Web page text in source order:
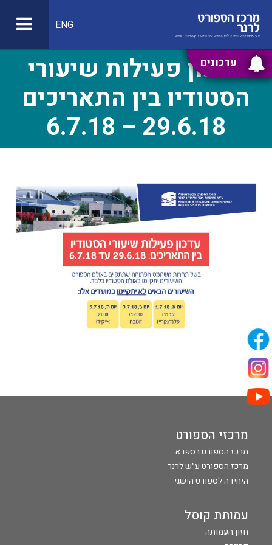
עדכונים
ENG
עדכון פעילות שיעורי
הסטודיו בין התאריכים
29.6.18 – 6.7.18
מרכזי הספורט
מרכז הספורט בספרא
מרכז הספורט ע״ש לרנר
היחידה לספורט הישגי
עמותת קוסל
חזון העמותה